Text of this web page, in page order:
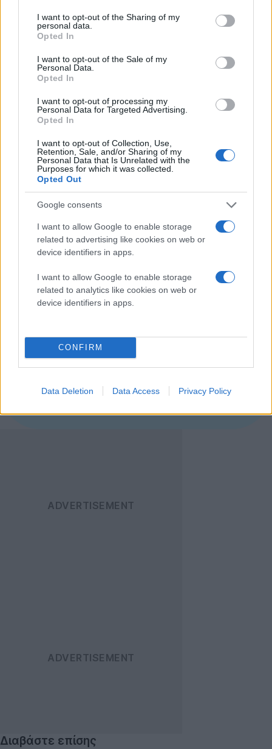
not limited to your visit or usage behaviour. You may click to
grant or deny consent to Google and its third-party tags to
use your data for below specified purposes in below Google
consent section.
I want to opt-out of the Sharing of my
personal data.
Opted In
I want to opt-out of the Sale of my
Personal Data.
Opted In
I want to opt-out of processing my
Personal Data for Targeted Advertising.
Opted In
I want to opt-out of Collection, Use,
Retention, Sale, and/or Sharing of my
Personal Data that Is Unrelated with the
Purposes for which it was collected.
Opted Out
Google consents
I want to allow Google to enable storage
related to advertising like cookies on web or
device identifiers in apps.
I want to allow Google to enable storage
related to analytics like cookies on web or
device identifiers in apps.
CONFIRM
Data Deletion Data Access Privacy Policy
Το όνομα που δόθηκε δεν είναι τυχαίο, καθώς ο
πρωτεύον καθρέπτης του τηλεσκοπίου θα έχει
πλάτος42 μέτρα(!), κάνοντας τα υπόλοιπα μεγάλα
τηλεσκόπια να φαίνονται μικροσκοπικά μπροστά του
(το τηλεσκόπιο τηςΧαβάη
έχει καθρέπτη πλάτους 10
μέτρων...).
δις., και εάν όλα πάνε καλά θα λειτουργήσει το 2018.
Space]
Ακολουθήστε το
Techgear.gr στο Google
Newsγια να
για όλα τα νέα άρθρα!
Διαβάστε επίσης